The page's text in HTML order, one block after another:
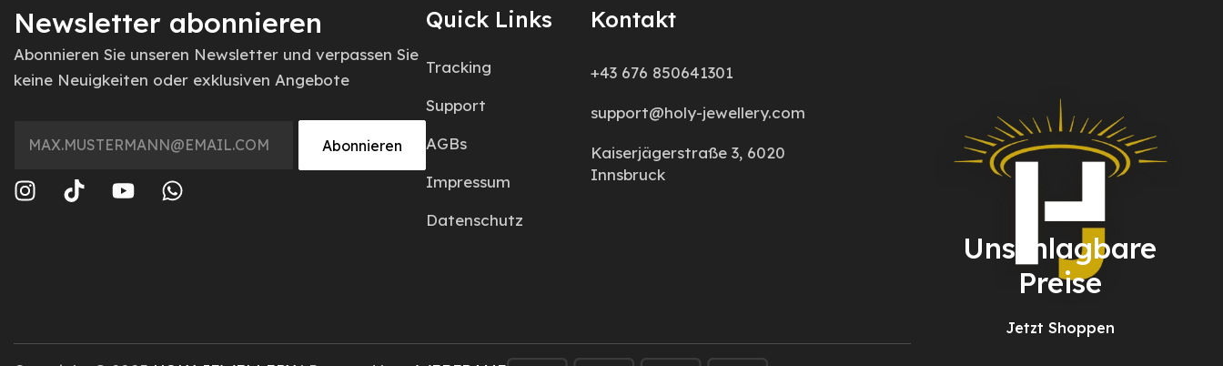
Newsletter abonnieren
Abonnieren Sie unseren Newsletter und verpassen Sie
keine Neuigkeiten oder exklusiven Angebote
Abonnieren
Quick Links
Tracking
Support
AGBs
Impressum
Datenschutz
Kontakt
+43 676 850641301
support@holy-jewellery.com
Kaiserjägerstraße 3, 6020
Innsbruck
Unschlagbare
Preise
Jetzt Shoppen